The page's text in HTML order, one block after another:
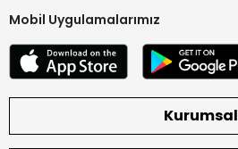
Mobil Uygulamalarımız
Kurumsal